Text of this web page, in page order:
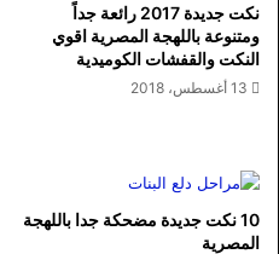
نكت جديدة 2017 رائعة جداً
ومتنوعة باللهجة المصرية اقوي
النكت والقفشات الكوميدية
13 أغسطس، 2018
10 نكت جديدة مضحكة جدا باللهجة
المصرية